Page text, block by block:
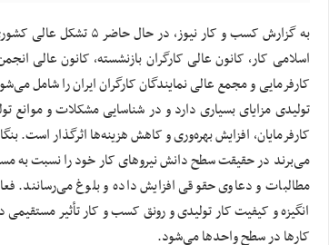
به گزارش کسب و کار
اسلامی کار، کانون عالی کارگران بازنشسته، کانون عالی
کارفرمایی و مجمع عالی نمایندگان کارگران ایران را شامل
تولیدی مزایای بسیاری دارد و در شناسایی مشکلات و موانع
کارفرمایان، افزایش بهره‌وری و کاهش هزینه‌ها اثرگذار است.
می‌برند در حقیقت سطح دانش نیروهای کار خود را نسبت به
مطالبات و دعاوی حقوقی افزایش داده و بلوغ می‌رسانند.
انگیزه و کیفیت کار تولیدی و رونق کسب و کار تأثیر
کارها در سطح واحدها می‌شود.